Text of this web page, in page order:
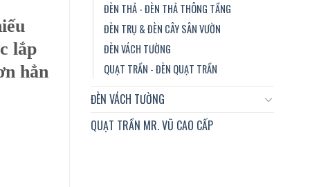
ĐÈN THẢ - ĐÈN THẢ THÔNG TẦNG
ĐÈN TRỤ & ĐÈN CÂY SÂN VƯỜN
ĐÈN VÁCH TƯỜNG
QUẠT TRẦN - ĐÈN QUẠT TRẦN
ĐÈN VÁCH TƯỜNG
QUẠT TRẦN MR. VŨ CAO CẤP
lắp
hẳn